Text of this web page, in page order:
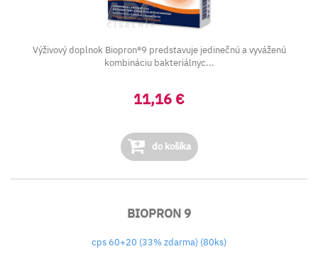
Výživový doplnok Biopron®9 predstavuje jedinečnú a vyváženú
kombináciu bakteriálnyc...
11,16 €
do košíka
BIOPRON 9
cps 60+20 (33% zdarma) (80ks)